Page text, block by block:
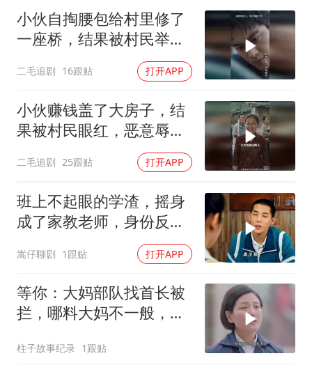
夯实基础开新局
小伙自掏腰包给村里修了
一座桥，结果被村民举报
二毛追剧 16跟贴 打开APP
小伙赚钱盖了大房子，结
果被村民眼红，恶意辱
二毛追剧 25跟贴 打开APP
班上不起眼的学渣，摇身
成了家教老师，身份反转
嵩仔聊剧 1跟贴 打开APP
等你：大妈部队找首长被
拦，哪料大妈不一般，首
柱子故事纪录 1跟贴